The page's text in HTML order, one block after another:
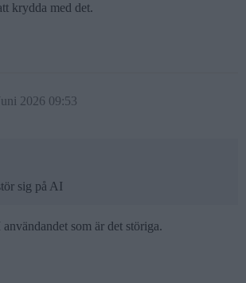
krydda med det.
2026 09:53
sig på AI
som är det störiga.